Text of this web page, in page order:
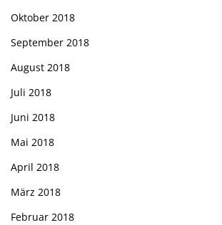
Oktober 2018
September 2018
August 2018
Juli 2018
Juni 2018
Mai 2018
April 2018
März 2018
Februar 2018